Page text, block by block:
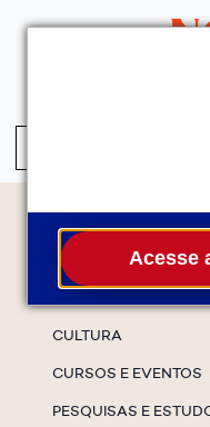
Acesse
Temas
CULTURA
CURSOS E EVENTOS
PESQUISAS E